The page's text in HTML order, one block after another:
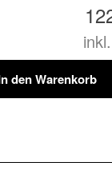
den Warenkorb